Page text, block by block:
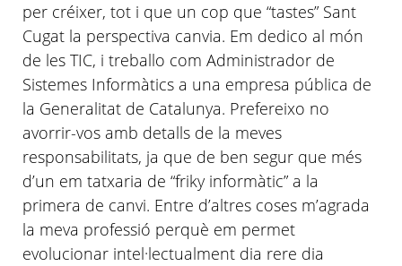
per créixer, tot i que un cop que “tastes” Sant
Cugat la perspectiva canvia. Em dedico al món
de les TIC, i treballo com Administrador de
Sistemes Informàtics a una empresa pública de
la Generalitat de Catalunya. Prefereixo no
avorrir-vos amb detalls de la meves
responsabilitats, ja que de ben segur que més
d’un em tatxaria de “friky informàtic” a la
primera de canvi. Entre d’altres coses m’agrada
la meva professió perquè em permet
evolucionar intel·lectualment dia rere dia